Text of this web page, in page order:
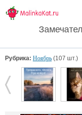
Рубрика: Ноябрь (107 шт.)